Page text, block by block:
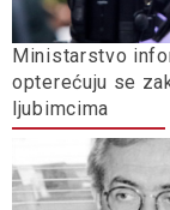
Ministarstvo
opterećuju se
ljubimcima